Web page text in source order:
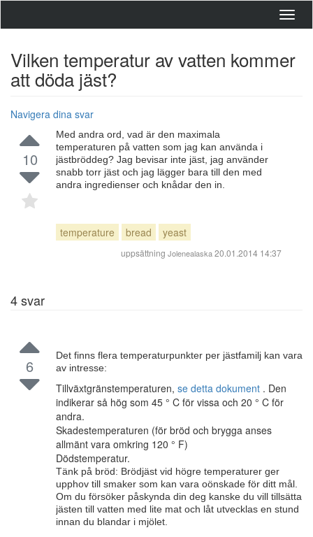
Vilken temperatur av vatten kommer
att döda jäst?
Navigera dina svar
10
Med andra ord, vad är den maximala
temperaturen på vatten som jag kan använda i
jästbröddeg? Jag bevisar inte jäst, jag använder
snabb torr jäst och jag lägger bara till den med
andra ingredienser och knådar den in.
temperature bread yeast
uppsättning Jolenealaska20.01.2014 14:37
4svar
6
Det finns flera temperaturpunkter per jästfamilj kan vara
av intresse:
Tillväxtgränstemperaturen, se detta dokument . Den
indikerar så hög som 45 ° C för vissa och 20 ° C för
andra.
Skadestemperaturen (för bröd och brygga anses
allmänt vara omkring 120 ° F)
Dödstemperatur.
Tänk på bröd: Brödjäst vid högre temperaturer ger
upphov till smaker som kan vara oönskade för ditt mål.
Om du försöker påskynda din deg kanske du vill tillsätta
jästen till vatten med lite mat och låt utvecklas en stund
innan du blandar i mjölet.